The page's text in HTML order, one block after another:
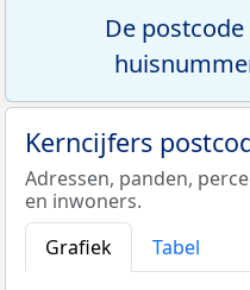
De
Kerncijfers
Adressen, panden,
en inwoners.
Grafiek
Tabel